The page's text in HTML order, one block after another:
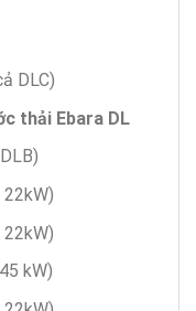
DLC)
thải Ebara DL
kW)